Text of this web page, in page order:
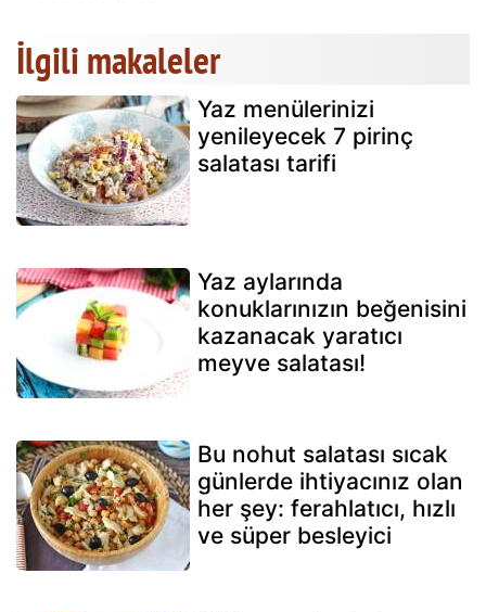
İlgili makaleler
Yaz menülerinizi
yenileyecek 7 pirinç
salatası tarifi
Yaz aylarında
konuklarınızın beğenisini
kazanacak yaratıcı
meyve salatası!
Bu nohut salatası sıcak
günlerde ihtiyacınız olan
her şey: ferahlatıcı, hızlı
ve süper besleyici